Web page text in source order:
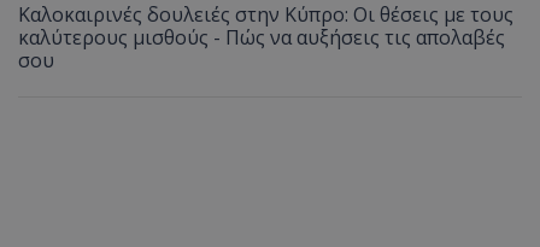
Καλοκαιρινές δουλειές στην Κύπρο: Οι θέσεις με τους
καλύτερους μισθούς - Πώς να αυξήσεις τις απολαβές
σου